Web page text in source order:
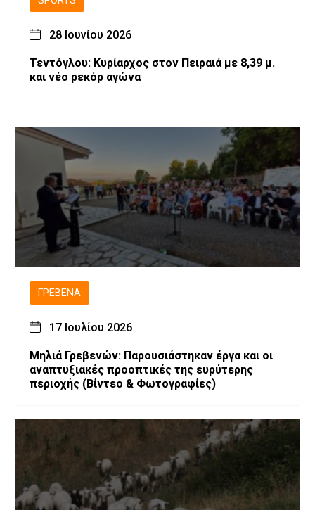
28 Ιουνίου 2026
Τεντόγλου: Κυρίαρχος στον Πειραιά με 8,39 μ.
και νέο ρεκόρ αγώνα
ΓΡΕΒΕΝΆ
17 Ιουλίου 2026
Μηλιά Γρεβενών: Παρουσιάστηκαν έργα και οι
αναπτυξιακές προοπτικές της ευρύτερης
περιοχής (Bίντεο & Φωτογραφίες)